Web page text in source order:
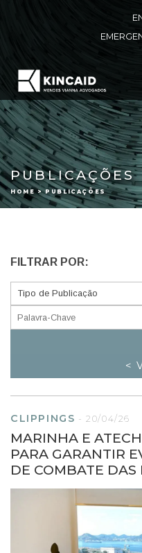
PUBLICAÇÕES
HOME > PUBLICAÇÕES
FILTRAR POR:
<
CLIPPINGS - 20/04/26
MARINHA E
PARA GARANTIR
DE COMBATE DAS